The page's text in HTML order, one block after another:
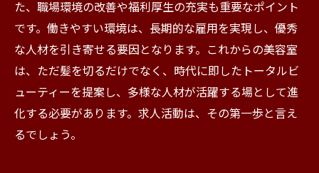
た、職場環境の改善や福利厚生の充実も重要なポイント
です。働きやすい環境は、長期的な雇用を実現し、優秀
な人材を引き寄せる要因となります。これからの美容室
は、ただ髪を切るだけでなく、時代に即したトータルビ
ューティーを提案し、多様な人材が活躍する場として進
化する必要があります。求人活動は、その第一歩と言え
るでしょう。